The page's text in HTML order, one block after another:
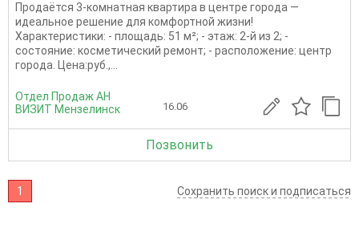
Продаётся 3‑комнатная квартира в центре города —
идеальное решение для комфортной жизни!
Характеристики: - площадь: 51 м²; - этаж: 2‑й из 2; -
состояние: косметический ремонт; - расположение: центр
города. Цена:руб.,...
Отдел Продаж АН
ВИЗИТ Мензелинск
16.06
Позвонить
1 Сохранить поиск и подписаться